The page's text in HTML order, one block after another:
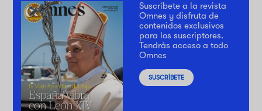
Suscríbete a la revista
Omnes y disfruta de
contenidos exclusivos
para los suscriptores.
Tendrás acceso a todo
Omnes
SUSCRÍBETE